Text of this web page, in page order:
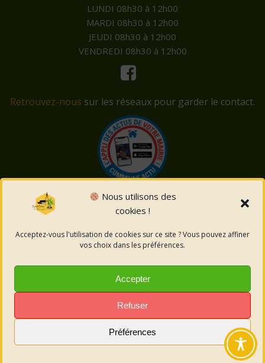
Nous utilisons des
cookies !
Acceptez-vous l'utilisation de cookies sur ce site ? Vous pouvez affiner
vos choix dans les préférences.
Accepter
Refuser
Préférences
LUNDI 08h30 à 12h00
MARDI 08h30 à 12h00
JEUDI 08h30 à 12h00
VENDREDI 08h30 à 12h00
Retrouvez-nous sur les réseaux pour garder le contact.
© 2026 Saint-Côme-et-Maruéjols. Un service proposé
Mentions légales
Politique des cookies